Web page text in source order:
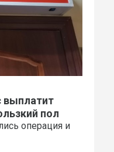
выплатит
пол
операция и